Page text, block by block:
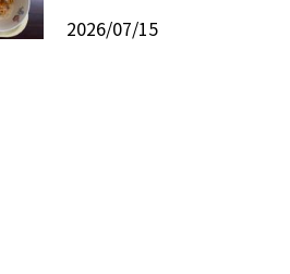
2026/07/15